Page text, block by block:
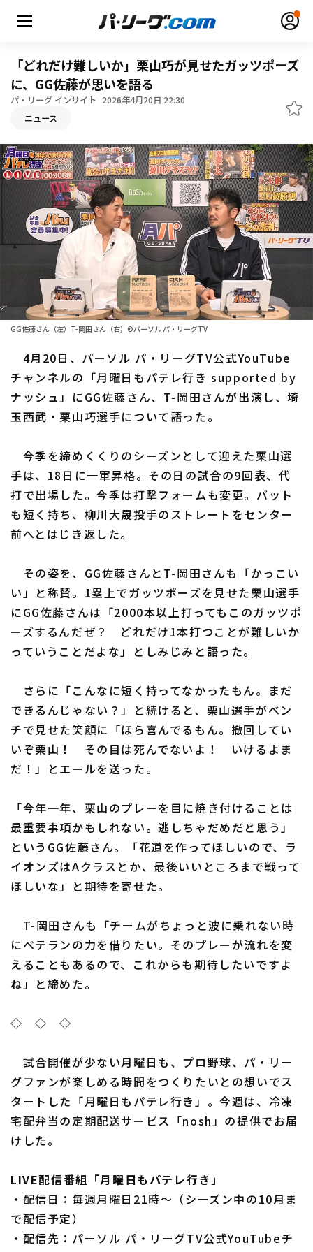
HOME
動画
日程・結果
順位表･成績
1軍公式戦
ファーム東地区
ファーム西地区
交流戦
選手名鑑
選手名鑑トップ
北海道日本ハムファイターズ
東北楽天ゴールデンイーグルス
埼玉西武ライオンズ
千葉ロッテマリーンズ
オリックス・バファローズ
福岡ソフトバンクホークス
ニュース
利用規約 プライバシーポリシー
運営会社 （別ウィンドウで開く） よくある質問
「どれだけ難しいか」栗山巧が見せたガッツポーズ
に、GG佐藤が思いを語る
パ・リーグ インサイト 2026年4月20日 22:30
ニュース
GG佐藤さん（左）T-岡田さん（右）©パーソル パ・リーグTV
4月20日、パーソル パ・リーグTV公式YouTube
チャンネルの「月曜日もパテレ行き supported by
ナッシュ」にGG佐藤さん、T-岡田さんが出演し、埼
玉西武・栗山巧選手について語った。
今季を締めくくりのシーズンとして迎えた栗山選
手は、18日に一軍昇格。その日の試合の9回表、代
打で出場した。今季は打撃フォームも変更。バット
も短く持ち、柳川大晟投手のストレートをセンター
前へとはじき返した。
その姿を、GG佐藤さんとT-岡田さんも「かっこい
い」と称賛。1塁上でガッツポーズを見せた栗山選手
にGG佐藤さんは「2000本以上打ってもこのガッツポ
ーズするんだぜ？ どれだけ1本打つことが難しいか
っていうことだよな」としみじみと語った。
さらに「こんなに短く持ってなかったもん。まだ
できるんじゃない？」と続けると、栗山選手がベン
チで見せた笑顔に「ほら喜んでるもん。撤回してい
いぞ栗山！ その目は死んでないよ！ いけるよま
だ！」とエールを送った。
「今年一年、栗山のプレーを目に焼き付けることは
最重要事項かもしれない。逃しちゃだめだと思う」
というGG佐藤さん。「花道を作ってほしいので、ラ
イオンズはAクラスとか、最後いいところまで戦って
ほしいな」と期待を寄せた。
T-岡田さんも「チームがちょっと波に乗れない時
にベテランの力を借りたい。そのプレーが流れを変
えることもあるので、これからも期待したいですよ
ね」と締めた。
◇ ◇ ◇
試合開催が少ない月曜日も、プロ野球、パ・リー
グファンが楽しめる時間をつくりたいとの想いでス
タートした「月曜日もパテレ行き」。今週は、冷凍
宅配弁当の定期配送サービス「nosh」の提供でお届
けした。
LIVE配信番組「月曜日もパテレ行き」
・配信日：毎週月曜日21時～（シーズン中の10月ま
で配信予定）
・配信先：パーソル パ・リーグTV公式YouTubeチ